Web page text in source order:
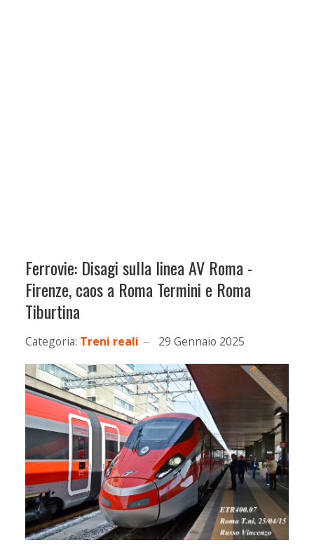
Ferrovie: Disagi sulla linea AV Roma -
Firenze, caos a Roma Termini e Roma
Tiburtina
Categoria: Treni reali 29 Gennaio 2025